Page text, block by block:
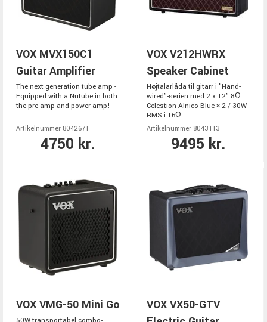
VOX MVX150C1
Guitar Amplifier
The next generation tube amp -
Equipped with a Nutube in both
the pre-amp and power amp!
Artikelnummer 8042671
4750 kr.
VOX V212HWRX
Speaker Cabinet
Højtalarlåda til gitarr i "Hand-
wired"-serien med 2 x 12" 8Ω
Celestion Alnico Blue × 2 / 30W
RMS i 16Ω
Artikelnummer 8043113
9495 kr.
VOX VMG-50 Mini Go
VOX VX50-GTV